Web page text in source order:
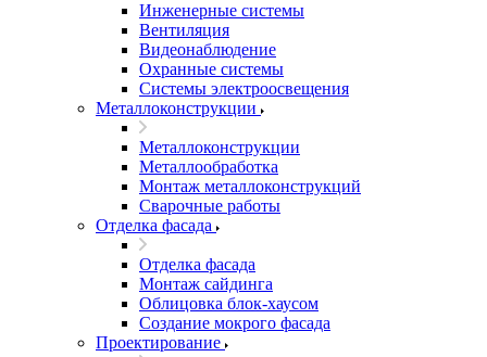
Инженерные системы
Вентиляция
Видеонаблюдение
Охранные системы
Системы электроосвещения
Металлоконструкции
Металлоконструкции
Металлообработка
Монтаж металлоконструкций
Сварочные работы
Отделка фасада
Отделка фасада
Монтаж сайдинга
Облицовка блок-хаусом
Создание мокрого фасада
Проектирование